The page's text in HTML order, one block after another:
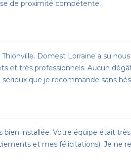
de proximité compétente.
Domest Lorraine a su
et très professionnels. Aucun
que je recommande sans
installée. Votre équipe était
et mes félicitations). Je ne